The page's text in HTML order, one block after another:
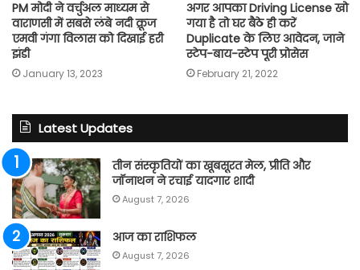
PM मोदी ने वर्चुअल माध्‍यम से
वाराणसी में सबसे लंबे नदी क्रूज
एमवी गंगा विलास को द‍िखाई हरी
झंडी
January 13, 2023
अगर आपका Driving License खो
गया है तो घर बैठे ही करें
Duplicate के लिए आवेदन, जाने
स्टेप-बाय-स्टेप पूरी प्रोसेस
February 21, 2022
Latest Updates
तीन संस्कृतियों का खूबसूरत मेल, प्रीति और
जॉनाथन ने रचाई यादगार शादी
August 7, 2026
आज का राशिफल
August 7, 2026